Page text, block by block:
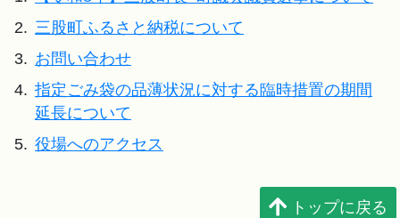
2. 三股町ふるさと納税について
3. お問い合わせ
4. 指定ごみ袋の品薄状況に対する臨時措置の期間
延長について
5. 役場へのアクセス
トップに戻る